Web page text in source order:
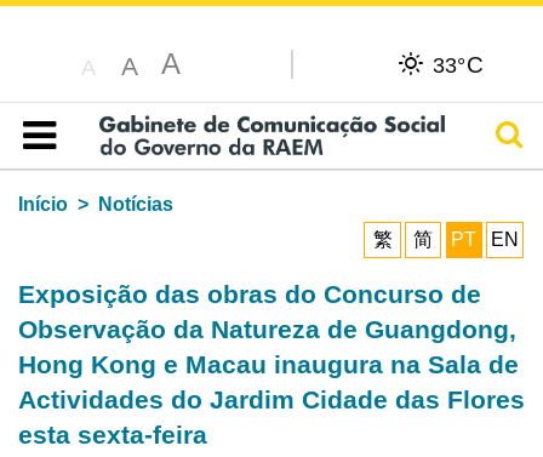
A A A 33°C
Índice
Início
Notícias
繁
简 PT EN
Exposição das obras do Concurso de
Observação da Natureza de Guangdong,
Hong Kong e Macau inaugura na Sala de
Actividades do Jardim Cidade das Flores
esta sexta-feira